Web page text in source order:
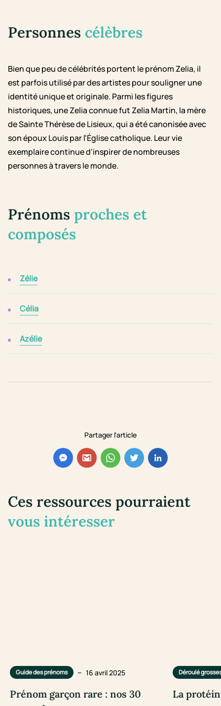
Partager l'article
Personnes célèbres
Bien que peu de célébrités portent le prénom Zelia, il
est parfois utilisé par des artistes pour souligner une
identité unique et originale. Parmi les figures
historiques, une Zelia connue fut Zelia Martin, la mère
de Sainte Thérèse de Lisieux, qui a été canonisée avec
son époux Louis par l'Église catholique. Leur vie
exemplaire continue d'inspirer de nombreuses
personnes à travers le monde.
Prénoms proches et
composés
Zélie
Célia
Azélie
Ces ressources pourraient
vous intéresser
Guide des prénoms – 16 avril 2025
Prénom garçon rare : nos 30
Déroulé
La